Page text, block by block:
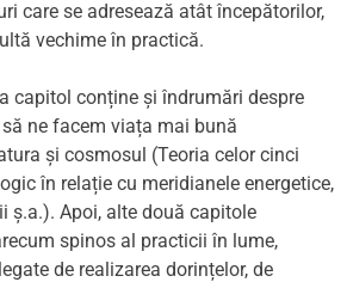
care se adresează atât începătorilor,
vechime în practică.
conține și îndrumări despre
ne facem viața mai bună
și cosmosul (Teoria celor cinci
în relație cu meridianele energetice,
ș.a.). Apoi, alte două capitole
spinos al practicii în lume,
de realizarea dorințelor, de